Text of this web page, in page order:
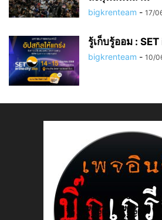
bigkrenteam - 17/
รู้เก็บรู้ออม :
bigkrenteam - 10/